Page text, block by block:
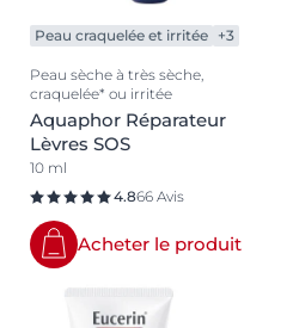
Peau craquelée et irritée +3
Peau sèche à très sèche,
craquelée* ou irritée
Aquaphor Réparateur
Lèvres SOS
10 ml
4.866 Avis
Acheter le produit